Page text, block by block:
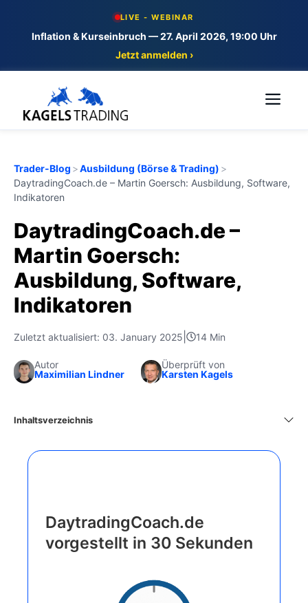
LIVE - WEBINAR
Inflation & Kurseinbruch — 27. April 2026, 19:00 Uhr
Jetzt anmelden ›
Trader-Blog >Ausbildung (Börse & Trading) >
DaytradingCoach.de – Martin Goersch: Ausbildung, Software,
Indikatoren
DaytradingCoach.de –
Martin Goersch:
Ausbildung, Software,
Indikatoren
Zuletzt aktualisiert: 03. January 2025 14 Min
Autor
Maximilian Lindner
Überprüft von
Karsten Kagels
Inhaltsverzeichnis
DaytradingCoach.de
vorgestellt in 30 Sekunden